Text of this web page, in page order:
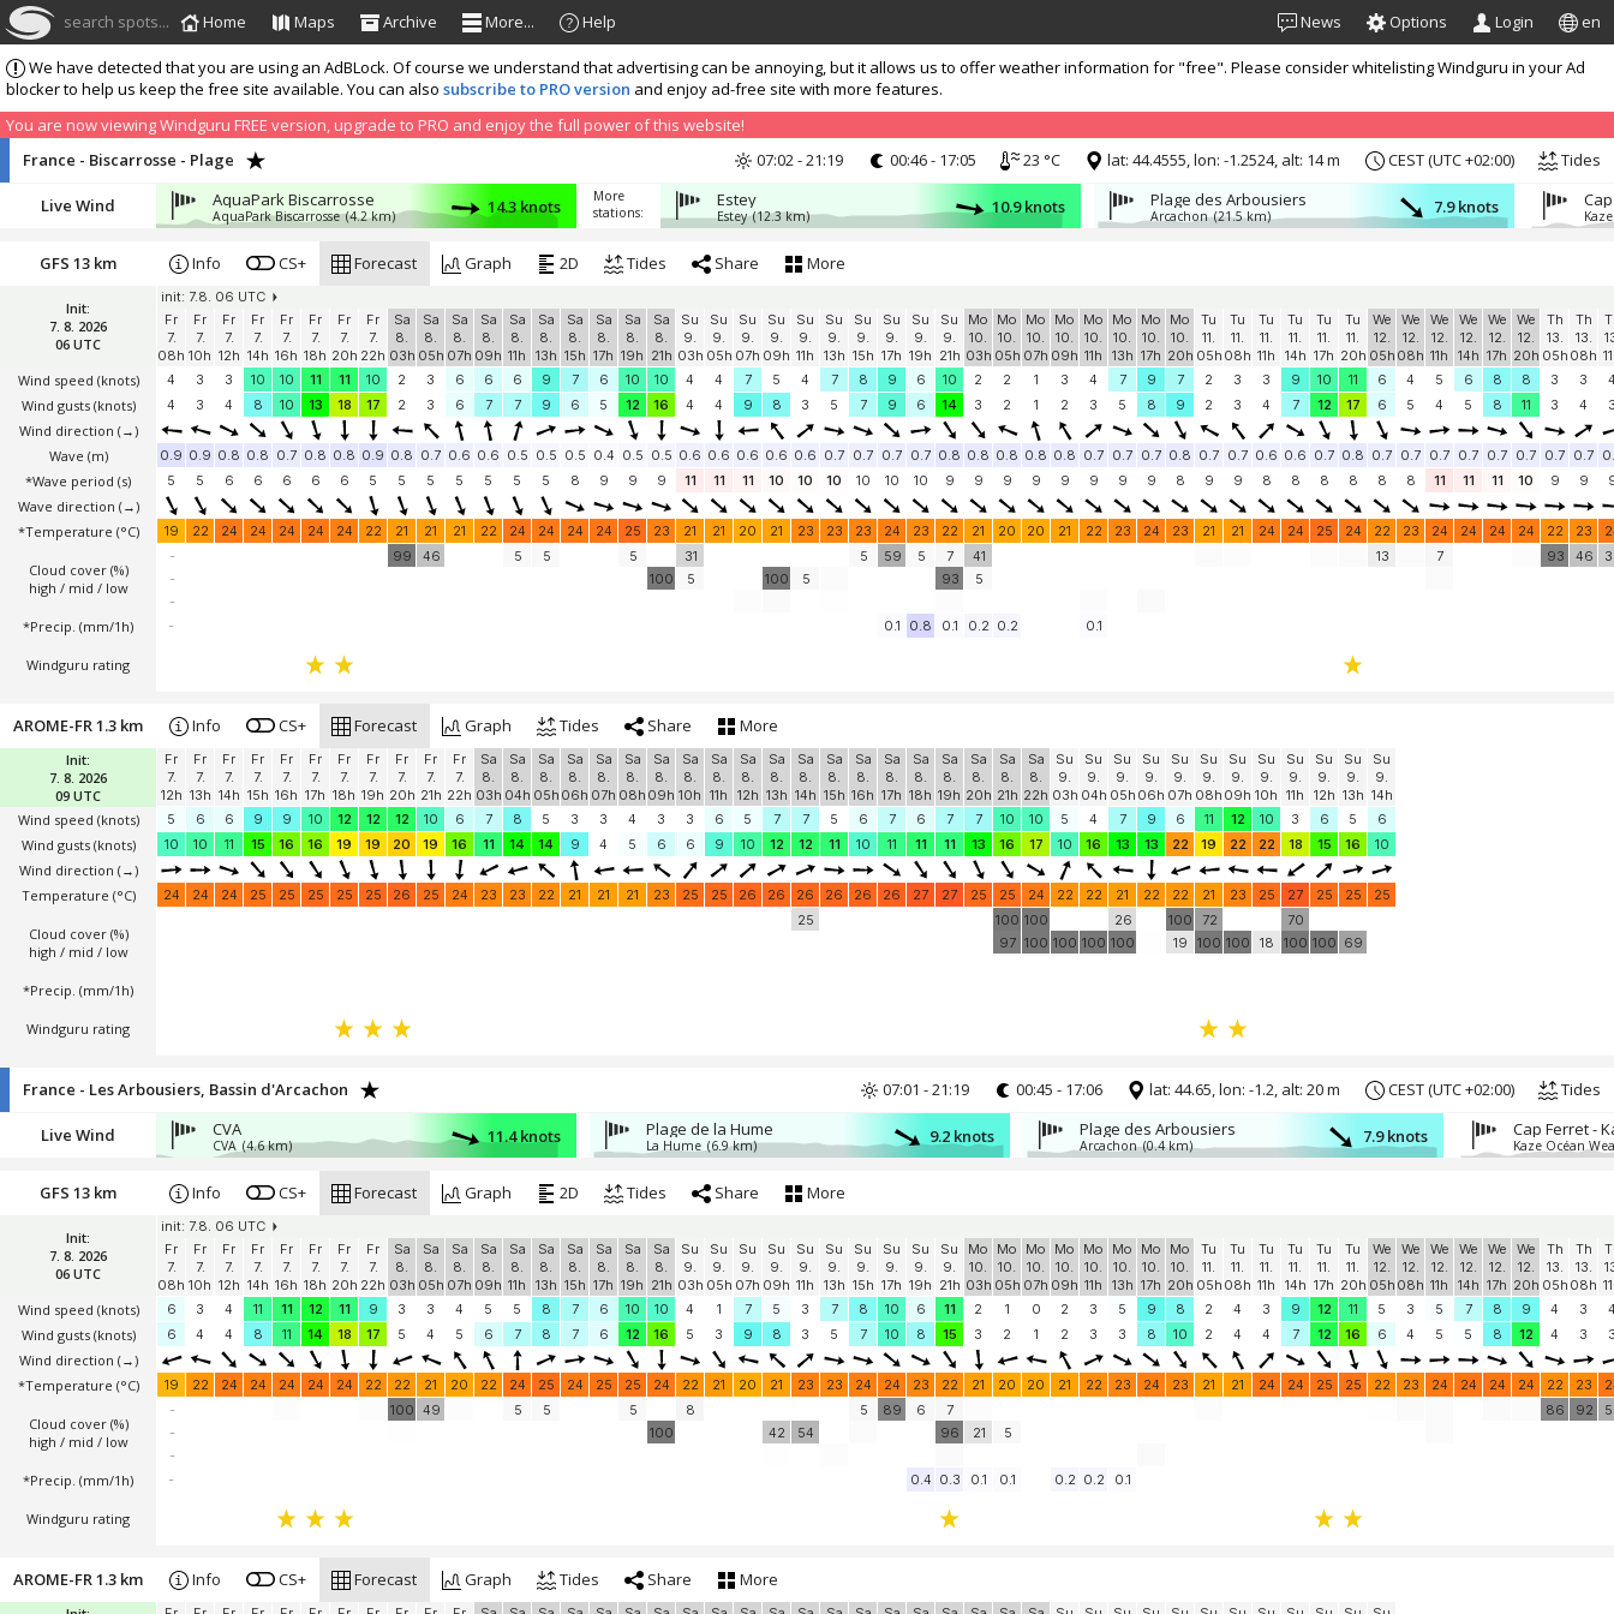
search spots... Home Maps Archive More... Help News Options Login en
We have detected that you are using an AdBLock. Of course we understand that advertising can be annoying, but it allows us to offer weather information for "free". Please consider whitelisting Windguru in your Ad
blocker to help us keep the free site available. You can also subscribe to PRO version and enjoy ad-free site with more features.
You are now viewing Windguru FREE version, upgrade to PRO and enjoy the full power of this website!
France - Biscarrosse - Plage
07:02 - 21:19 00:46 - 17:05 23 °C lat: 44.4555, lon: -1.2524, alt: 14 m CEST (UTC +02:00) Tides
Live Wind AquaPark Biscarrosse
AquaPark Biscarrosse (4.2 km) 14.3 knots
More
stations:
Estey
Estey (12.3 km) 10.9 knots Plage des Arbousiers
Arcachon (21.5 km) 7.9 knots
Init:
7. 8. 2026
06 UTC
Wind speed (knots)
Wind gusts (knots)
Wind direction (→)
Wave (m)
*Wave period (s)
Wave direction (→)
*Temperature (°C)
Cloud cover (%)
high / mid / low
*Precip. (mm/1h)
Windguru rating
GFS 13 km Info CS+ Forecast Graph 2D Tides Share More
init: 7.8. 06 UTC
Fr
7.
08h
Fr
7.
10h
Fr
7.
12h
Fr
7.
14h
Fr
7.
16h
Fr
7.
18h
Fr
7.
20h
Fr
7.
22h
Sa
8.
03h
Sa
8.
05h
Sa
8.
07h
Sa
8.
09h
Sa
8.
11h
Sa
8.
13h
Sa
8.
15h
Sa
8.
17h
Sa
8.
19h
Sa
8.
21h
Su
9.
03h
Su
9.
05h
Su
9.
07h
Su
9.
09h
Su
9.
11h
Su
9.
13h
Su
9.
15h
Su
9.
17h
Su
9.
19h
Su
9.
21h
Mo
10.
03h
Mo
10.
05h
Mo
10.
07h
Mo
10.
09h
Mo
10.
11h
Mo
10.
13h
Mo
10.
17h
Mo
10.
20h
Tu
11.
05h
Tu
11.
08h
Tu
11.
11h
Tu
11.
14h
Tu
11.
17h
Tu
11.
20h
We
12.
05h
We
12.
08h
We
12.
11h
We
12.
14h
We
12.
17h
We
12.
20h
Th
13.
05h
Th
13.
08h
4
3 3 10 10 11 11 10 2 3 6 6 6 9 7 6 10 10 4 4 7 5 4 7 8 9 6 10 2 2 1 3 4 7 9 7 2 3 3 9 10 11 6 4 5 6 8 8 3 3
4
3 4 8 10 13 18 17 2 3 6 7 7 9 6 5 12 16 4 4 9 8 3 5 7 9 6 14 3 2 1 2 3 5 8 9 2 3 4 7 12 17 6 5 4 5 8 11 3 4
0.9 0.9 0.8 0.8 0.7 0.8 0.8 0.9 0.8 0.7 0.6 0.6 0.5 0.5 0.5 0.4 0.5 0.5 0.6 0.6 0.6 0.6 0.6 0.7 0.7 0.7 0.7 0.8 0.8 0.8 0.8 0.8 0.7 0.7 0.7 0.8 0.7 0.7 0.6 0.6 0.7 0.8 0.7 0.7 0.7 0.7 0.7 0.7 0.7 0.7
5
5 6 6 6 6 6 5 5 5 5 5 5 5 8 9 9 9 11 11 11 10 10 10 10 10 10 9 9 9 9 9 9 9 9 8 9 9 8 8 8 8 8 8 11 11 11 10 9 9
19 22 24 24 24 24 24 22 21 21 21 22 24 24 24 24 25 23 21 21 20 21 23 23 23 24 23 22 21 20 20 21 22 23 24 23 21 21 24 24 25 24 22 23 24 24 24 24 22 23
-
-
-
99 46 5 5
5
100
31
5
100 5
5 59 5
7
93
41
5
13 7 93 46
- 0.1 0.8 0.1 0.2 0.2 0.1
Init:
7. 8. 2026
09 UTC
Wind speed (knots)
Wind gusts (knots)
Wind direction (→)
Temperature (°C)
Cloud cover (%)
high / mid / low
*Precip. (mm/1h)
Windguru rating
AROME-FR 1.3 km Info CS+ Forecast Graph Tides Share More
Fr
7.
12h
Fr
7.
13h
Fr
7.
14h
Fr
7.
15h
Fr
7.
16h
Fr
7.
17h
Fr
7.
18h
Fr
7.
19h
Fr
7.
20h
Fr
7.
21h
Fr
7.
22h
Sa
8.
03h
Sa
8.
04h
Sa
8.
05h
Sa
8.
06h
Sa
8.
07h
Sa
8.
08h
Sa
8.
09h
Sa
8.
10h
Sa
8.
11h
Sa
8.
12h
Sa
8.
13h
Sa
8.
14h
Sa
8.
15h
Sa
8.
16h
Sa
8.
17h
Sa
8.
18h
Sa
8.
19h
Sa
8.
20h
Sa
8.
21h
Sa
8.
22h
Su
9.
03h
Su
9.
04h
Su
9.
05h
Su
9.
06h
Su
9.
07h
Su
9.
08h
Su
9.
09h
Su
9.
10h
Su
9.
11h
Su
9.
12h
Su
9.
13h
Su
9.
14h
5
6 6 9 9 10 12 12 12 10 6 7 8 5 3 3 4 3 3 6 5 7 7 5 6 7 6 7 7 10 10 5 4 7 9 6 11 12 10 3 6 5
6
10
10 11 15 16 16 19 19 20 19 16 11 14 14 9 4 5 6 6 9 10 12 12 11 10 11 11 11 13 16 17 10 16 13 13 22 19 22 22 18 15 16 10
24 24 24 25 25 25 25 25 26 25 24 23 23 22 21 21 21 23 25 25 26 26 26 26 26 26 27 27 25 25 24 22 22 21 22 22 21 23 25 27 25 25
25
25
100
97
100
100 100 100
26
100
100
19
72
100 100 18
70
100 100 69
France - Les Arbousiers, Bassin d'Arcachon 07:01 - 21:19 00:45 - 17:06 lat: 44.65, lon: -1.2, alt: 20 m CEST (UTC +02:00) Tides
Live Wind CVA
CVA (4.6 km) 11.4 knots Plage de la Hume
La Hume (6.9 km) 9.2 knots Plage des Arbousiers
Arcachon (0.4 km) 7.9 knots Kaze Océan
Init:
7. 8. 2026
06 UTC
Wind speed (knots)
Wind gusts (knots)
Wind direction (→)
*Temperature (°C)
Cloud cover (%)
high / mid / low
*Precip. (mm/1h)
Windguru rating
GFS 13 km Info CS+ Forecast Graph 2D Tides Share More
init: 7.8. 06 UTC
Fr
7.
08h
Fr
7.
10h
Fr
7.
12h
Fr
7.
14h
Fr
7.
16h
Fr
7.
18h
Fr
7.
20h
Fr
7.
22h
Sa
8.
03h
Sa
8.
05h
Sa
8.
07h
Sa
8.
09h
Sa
8.
11h
Sa
8.
13h
Sa
8.
15h
Sa
8.
17h
Sa
8.
19h
Sa
8.
21h
Su
9.
03h
Su
9.
05h
Su
9.
07h
Su
9.
09h
Su
9.
11h
Su
9.
13h
Su
9.
15h
Su
9.
17h
Su
9.
19h
Su
9.
21h
Mo
10.
03h
Mo
10.
05h
Mo
10.
07h
Mo
10.
09h
Mo
10.
11h
Mo
10.
13h
Mo
10.
17h
Mo
10.
20h
Tu
11.
05h
Tu
11.
08h
Tu
11.
11h
Tu
11.
14h
Tu
11.
17h
Tu
11.
20h
We
12.
05h
We
12.
08h
We
12.
11h
We
12.
14h
We
12.
17h
We
12.
20h
Th
13.
05h
Th
13.
08h
6
3 4 11 11 12 11 9 3 3 4 5 5 8 7 6 10 10 4 1 7 5 3 7 8 10 6 11 2 1 0 2 3 5 9 8 2 4 3 9 12 11 5 3 5 7 8 9 4 3
6
4 4 8 11 14 18 17 5 4 5 6 7 8 7 6 12 16 5 3 9 8 3 5 7 10 8 15 3 2 1 2 3 3 8 10 2 4 4 7 12 16 6 4 5 5 8 12 4 3
19 22 24 24 24 24 24 22 22 21 20 22 24 25 24 25 25 24 22 21 20 21 23 23 24 24 23 22 21 20 20 21 22 23 24 23 21 21 24 24 25 25 22 23 24 24 24 24 22 23
-
-
-
100 49 5 5
5
100
8
42
54
5 89 6
7
96
21 5
86 92
- 0.4 0.3 0.1 0.1 0.2 0.2 0.1
AROME-FR 1.3 km Info CS+ Forecast Graph Tides Share More